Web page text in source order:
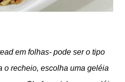
em folhas- pode ser o tipo
o recheio, escolha uma geléia